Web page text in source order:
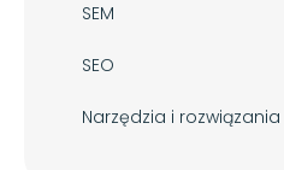
SEM
SEO
Narzędzia i rozwiązania